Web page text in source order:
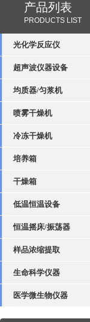
产品列表
PRODUCTS LIST
光化学反应仪
超声波仪器设备
均质器/匀浆机
喷雾干燥机
冷冻干燥机
培养箱
干燥箱
低温恒温设备
恒温摇床/振荡器
样品浓缩提取
生命科学仪器
医学微生物仪器